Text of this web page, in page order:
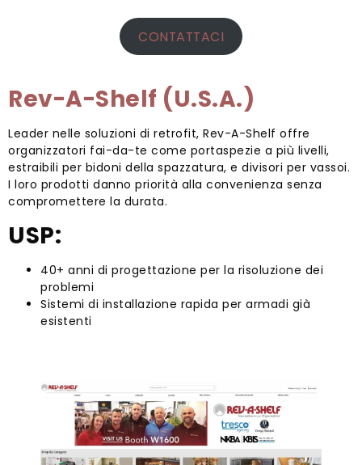
CONTATTACI
Rev-A-Shelf (U.S.A.)
Leader nelle soluzioni di retrofit, Rev-A-Shelf offre
organizzatori fai-da-te come portaspezie a più livelli,
estraibili per bidoni della spazzatura, e divisori per vassoi.
I loro prodotti danno priorità alla convenienza senza
compromettere la durata.
USP:
40+ anni di progettazione per la risoluzione dei
problemi
Sistemi di installazione rapida per armadi già
esistenti